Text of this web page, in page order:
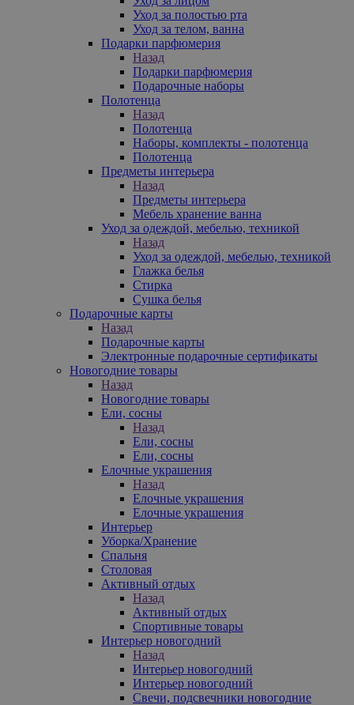
Уход за полостью рта
Уход за телом, ванна
Подарки парфюмерия
Назад
Подарки парфюмерия
Подарочные наборы
Полотенца
Назад
Полотенца
Наборы, комплекты - полотенца
Полотенца
Предметы интерьера
Назад
Предметы интерьера
Мебель хранение ванна
Уход за одеждой, мебелью, техникой
Назад
Уход за одеждой, мебелью, техникой
Глажка белья
Стирка
Сушка белья
Подарочные карты
Назад
Подарочные карты
Электронные подарочные сертификаты
Новогодние товары
Назад
Новогодние товары
Ели, сосны
Назад
Ели, сосны
Ели, сосны
Елочные украшения
Назад
Елочные украшения
Елочные украшения
Интерьер
Уборка/Хранение
Спальня
Столовая
Активный отдых
Назад
Активный отдых
Спортивные товары
Интерьер новогодний
Назад
Интерьер новогодний
Интерьер новогодний
Свечи, подсвечники новогодние